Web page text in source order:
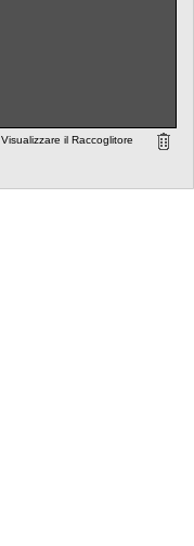
Visualizzare il Raccoglitore